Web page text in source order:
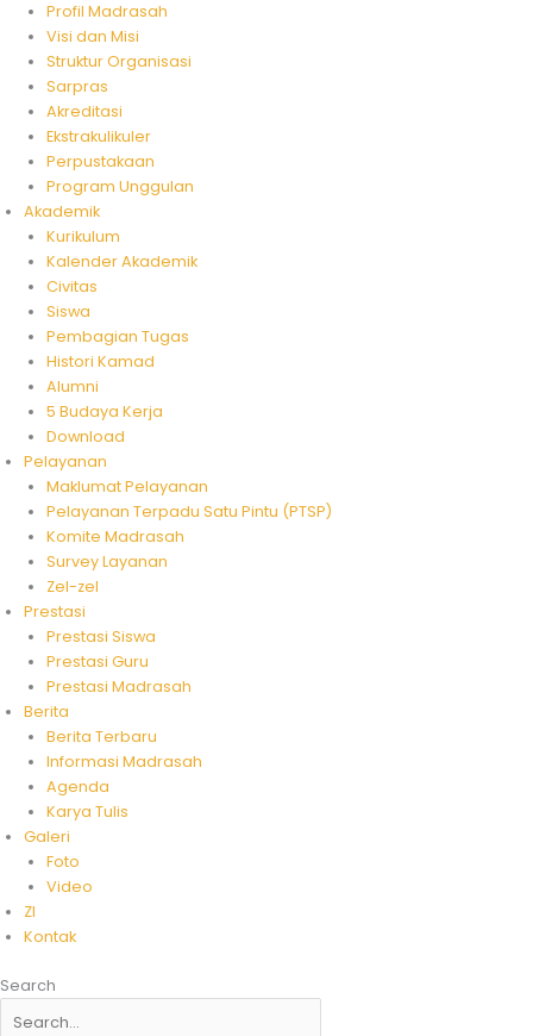
Profil Madrasah
Visi dan Misi
Struktur Organisasi
Sarpras
Akreditasi
Ekstrakulikuler
Perpustakaan
Program Unggulan
Akademik
Kurikulum
Kalender Akademik
Civitas
Siswa
Pembagian Tugas
Histori Kamad
Alumni
5 Budaya Kerja
Download
Pelayanan
Maklumat Pelayanan
Pelayanan Terpadu Satu Pintu (PTSP)
Komite Madrasah
Survey Layanan
Zel-zel
Prestasi
Prestasi Siswa
Prestasi Guru
Prestasi Madrasah
Berita
Berita Terbaru
Informasi Madrasah
Agenda
Karya Tulis
Galeri
Foto
Video
ZI
Kontak
Search